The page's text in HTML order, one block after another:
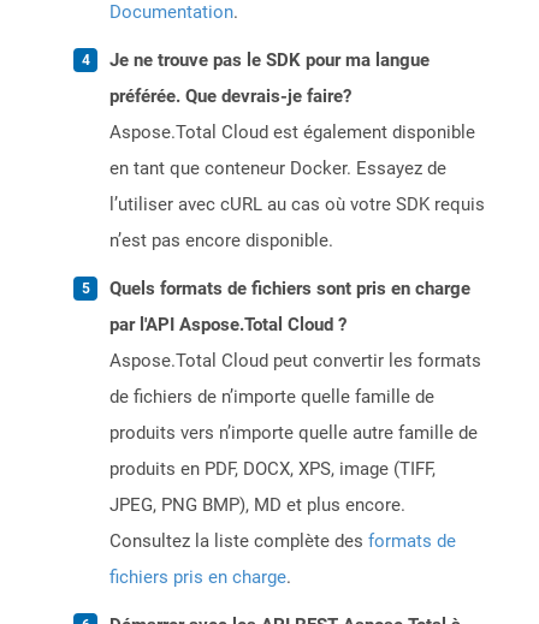
Documentation.
Je ne trouve pas le SDK pour ma langue
préférée. Que devrais-je faire?
Aspose.Total Cloud est également disponible
en tant que conteneur Docker. Essayez de
l’utiliser avec cURL au cas où votre SDK requis
n’est pas encore disponible.
Quels formats de fichiers sont pris en charge
par l'API Aspose.Total Cloud ?
Aspose.Total Cloud peut convertir les formats
de fichiers de n’importe quelle famille de
produits vers n’importe quelle autre famille de
produits en PDF, DOCX, XPS, image (TIFF,
JPEG, PNG BMP), MD et plus encore.
Consultez la liste complète des formats de
fichiers pris en charge.